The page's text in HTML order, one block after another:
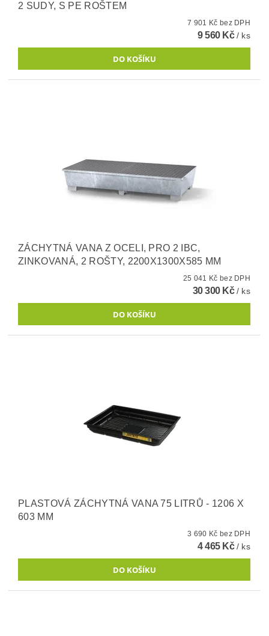
2 SUDY, S PE ROŠTEM
7 901 Kč bez DPH
9 560 Kč/ ks
ZÁCHYTNÁ VANA Z OCELI, PRO 2 IBC,
ZINKOVANÁ, 2 ROŠTY, 2200X1300X585 MM
25 041 Kč bez DPH
30 300 Kč/ ks
PLASTOVÁ ZÁCHYTNÁ VANA 75 LITRŮ - 1206 X
603 MM
3 690 Kč bez DPH
4 465 Kč/ ks